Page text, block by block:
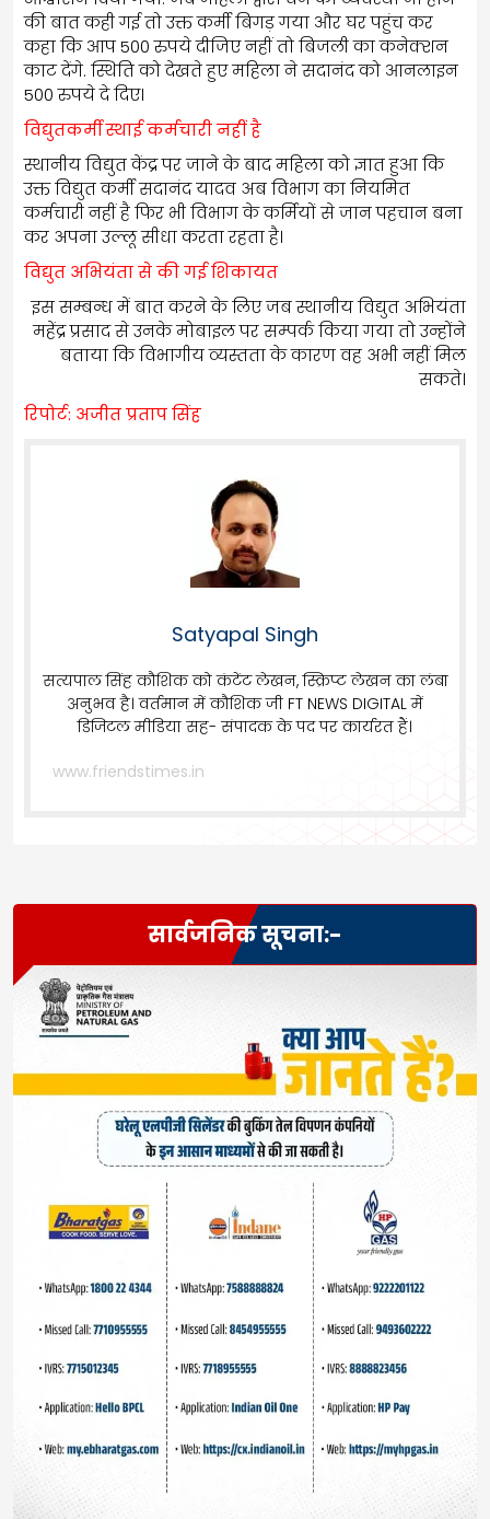
की बात कही गई तो उक्त कर्मी बिगड़ गया और घर पहुंच कर
कहा कि आप 500 रुपये दीजिए नहीं तो बिजली का कनेक्शन
काट देंगे. स्थिति को देखते हुए महिला ने सदानंद को आनलाइन
500 रुपये दे दिए।
विद्युतकर्मी स्थाई कर्मचारी नहीं है
स्थानीय विद्युत केंद्र पर जाने के बाद महिला को ज्ञात हुआ कि
उक्त विद्युत कर्मी सदानंद यादव अब विभाग का नियमित
कर्मचारी नहीं है फिर भी विभाग के कर्मियों से जान पहचान बना
कर अपना उल्लू सीधा करता रहता है।
विद्युत अभियंता से की गई शिकायत
इस सम्बन्ध में बात करने के लिए जब स्थानीय विद्युत अभियंता
महेंद्र प्रसाद से उनके मोबाइल पर सम्पर्क किया गया तो उन्होंने
बताया कि विभागीय व्यस्तता के कारण वह अभी नहीं मिल
सकते।
रिपोर्ट: अजीत प्रताप सिंह
Satyapal Singh
सत्यपाल सिंह कौशिक को कंटेंट लेखन, स्क्रिप्ट लेखन का लंबा
अनुभव है। वर्तमान में कौशिक जी FT NEWS DIGITAL में
डिजिटल मीडिया सह- संपादक के पद पर कार्यरत हैं।
www.friendstimes.in
सार्वजनिक सूचना:-